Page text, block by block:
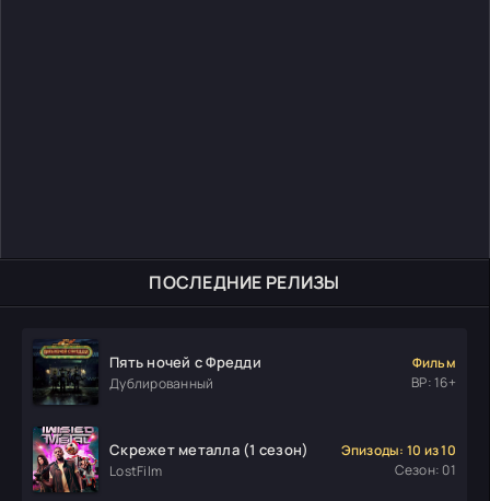
ПОСЛЕДНИЕ РЕЛИЗЫ
Пять ночей с Фредди
Дублированный
Фильм
ВР: 16+
Скрежет металла (1 сезон)
LostFilm
Эпизоды: 10 из 10
Сезон: 01